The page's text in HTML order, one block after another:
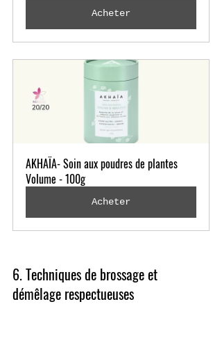
Acheter
AKHAÏA- Soin aux poudres de plantes
Volume - 100g
Acheter
6. Techniques de brossage et
démêlage respectueuses